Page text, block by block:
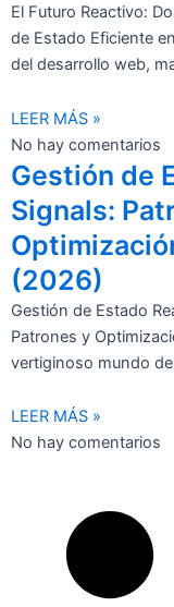
El Futuro Reactivo:
de Estado Eficiente
del desarrollo web,
LEER MÁS »
No hay comentarios
Gestión de
Signals:
(2026)
Gestión de Estado
Patrones y
vertiginoso mundo
LEER MÁS »
No hay comentarios